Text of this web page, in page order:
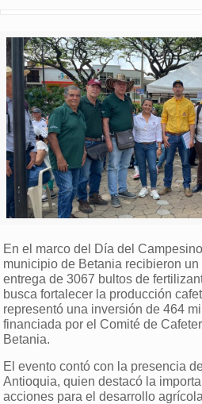
En el marco del Día del
municipio de Betania recibieron
entrega de 3067 bultos de
busca fortalecer la producción
representó una inversión de 464
financiada por el Comité de
Betania.
El evento contó con la presencia
Antioquia, quien destacó la
acciones para el desarrollo